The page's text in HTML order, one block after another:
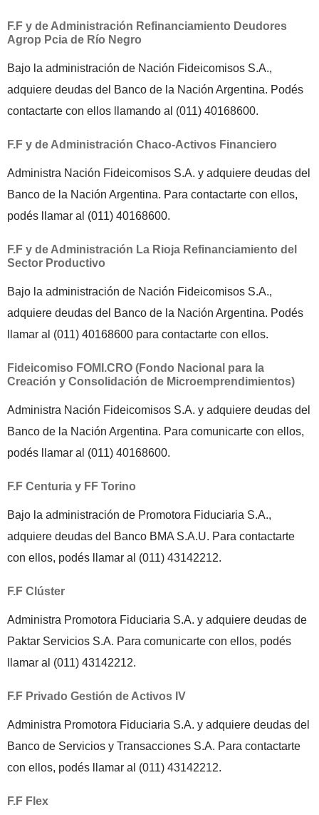
F.F y de Administración Refinanciamiento Deudores
Agrop Pcia de Río Negro
Bajo la administración de Nación Fideicomisos S.A.,
adquiere deudas del Banco de la Nación Argentina. Podés
contactarte con ellos llamando al (011) 40168600.
F.F y de Administración Chaco-Activos Financiero
Administra Nación Fideicomisos S.A. y adquiere deudas del
Banco de la Nación Argentina. Para contactarte con ellos,
podés llamar al (011) 40168600.
F.F y de Administración La Rioja Refinanciamiento del
Sector Productivo
Bajo la administración de Nación Fideicomisos S.A.,
adquiere deudas del Banco de la Nación Argentina. Podés
llamar al (011) 40168600 para contactarte con ellos.
Fideicomiso FOMI.CRO (Fondo Nacional para la
Creación y Consolidación de Microemprendimientos)
Administra Nación Fideicomisos S.A. y adquiere deudas del
Banco de la Nación Argentina. Para comunicarte con ellos,
podés llamar al (011) 40168600.
F.F Centuria y FF Torino
Bajo la administración de Promotora Fiduciaria S.A.,
adquiere deudas del Banco BMA S.A.U. Para contactarte
con ellos, podés llamar al (011) 43142212.
F.F Clúster
Administra Promotora Fiduciaria S.A. y adquiere deudas de
Paktar Servicios S.A. Para comunicarte con ellos, podés
llamar al (011) 43142212.
F.F Privado Gestión de Activos IV
Administra Promotora Fiduciaria S.A. y adquiere deudas del
Banco de Servicios y Transacciones S.A. Para contactarte
con ellos, podés llamar al (011) 43142212.
F.F Flex